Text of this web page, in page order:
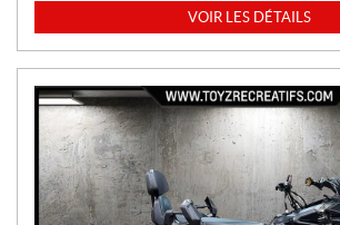
X
:
VOIR LES DÉTAILS